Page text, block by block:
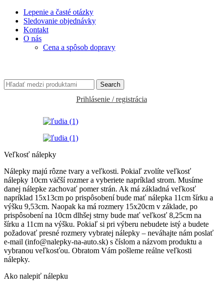
Lepenie a časté otázky
Sledovanie objednávky
Kontakt
O nás
Cena a spôsob dopravy
Search
Prihlásenie / registrácia
Veľkosť nálepky
Nálepky majú rôzne tvary a veľkosti. Pokiaľ zvolíte veľkosť
nálepky 10cm väčší rozmer a vyberiete napríklad strom. Musíme
danej nálepke zachovať pomer strán. Ak má základná veľkosť
napríklad 15x13cm po prispôsobení bude mať nálepka 11cm šírku a
výšku 9,53cm. Naopak ka má rozmery 15x20cm v základe, po
prispôsobení na 10cm dlhšej strny bude mať veľkosť 8,25cm na
šírku a 11cm na výšku. Pokiaľ si pri výberu nebudete istý a budete
požadovať presné rozmery vybratej nálepky – neváhajte nám poslať
e-mail (info@nalepky-na-auto.sk) s číslom a názvom produktu a
vybranou veľkosťou. Obratom Vám pošleme reálne veľkosti
nálepky.
Ako nalepiť nálepku